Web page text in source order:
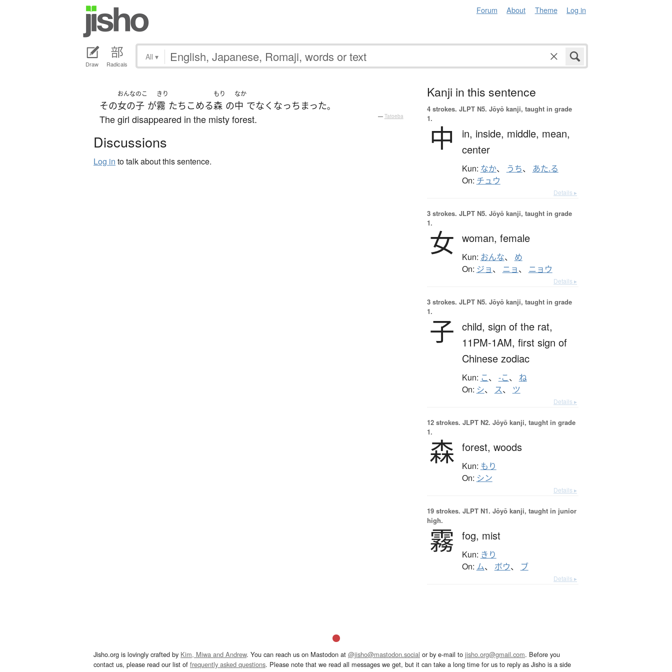
Forum About Theme Log in
Draw Radicals
All ▾
その
おんなのこ
女の子 が
きり
霧 たちこめる
もり
森 の
なか
中 でなくなっちまった。
The girl disappeared in the misty forest. — Tatoeba
Discussions
Log in to talk about this sentence.
Kanji in this sentence
4 strokes. JLPT N5. Jōyō kanji, taught in grade
1.
中 in, inside, middle, mean,
center
Kun: なか、 うち、 あた.る
On: チュウ
Details ▸
3 strokes. JLPT N5. Jōyō kanji, taught in grade
1.
女 woman, female
Kun: おんな、 め
On: ジョ、 ニョ、 ニョウ
Details ▸
3 strokes. JLPT N5. Jōyō kanji, taught in grade
1.
子 child, sign of the rat,
11PM-1AM, first sign of
Chinese zodiac
Kun: こ、 -こ、 ね
On: シ、 ス、 ツ
Details ▸
12 strokes. JLPT N2. Jōyō kanji, taught in grade
1.
森 forest, woods
Kun: もり
On: シン
Details ▸
19 strokes. JLPT N1. Jōyō kanji, taught in junior
high.
霧 fog, mist
Kun: きり
On: ム、 ボウ、 ブ
Details ▸
Jisho.org is lovingly crafted by Kim, Miwa and Andrew. You can reach us on Mastodon at @jisho@mastodon.social or by e-mail to jisho.org@gmail.com. Before you
contact us, please read our list of frequently asked questions. Please note that we read all messages we get, but it can take a long time for us to reply as Jisho is a side